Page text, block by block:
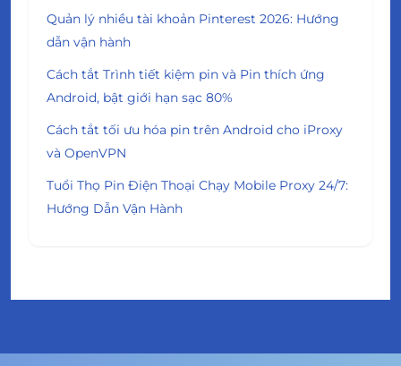
Quản lý nhiều tài khoản Pinterest 2026: Hướng
dẫn vận hành
Cách tắt Trình tiết kiệm pin và Pin thích ứng
Android, bật giới hạn sạc 80%
Cách tắt tối ưu hóa pin trên Android cho iProxy
và OpenVPN
Tuổi Thọ Pin Điện Thoại Chạy Mobile Proxy 24/7:
Hướng Dẫn Vận Hành